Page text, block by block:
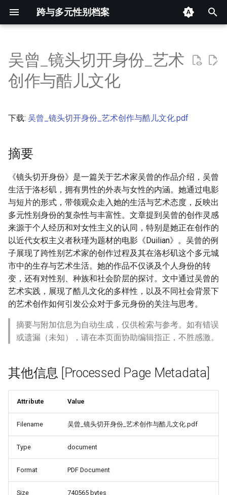
跨与多元性别档案
入
以
开
摘要
吴曾_镜头切开身份_艺术
创作与酷儿文化
下载: 吴曾_镜头切开身份_艺术创作与酷儿文化.pdf
摘要
《镜头切开身份》是一篇关于艺术家吴曾的作品介绍，吴曾
生活于洛杉矶，拥有男性的外表与女性的内涵。她通过电影
与短片的形式，带领观众走入她的生活与艺术态度，反映出
多元性别身份的复杂性与丰富性。文章提到吴曾的创作灵感
来源于个人经历和对女性主义的认同，特别是她正在创作的
以近代女权主义者秋瑾为题材的电影《Duilian》。吴曾的例
子展现了跨性别艺术家的创作过程及其在洛杉矶这个多元城
市中的生存与艺术生活。她的作品不仅谈及个人身份的转
变，还有对性别、种族和社会阶层的探讨。文中通过吴曾的
艺术实践，展现了酷儿文化的多样性，以及不同社会背景下
的艺术创作如何引发公众对于多元身份的关注与思考。
摘要与附加信息为自动生成，仅供检索与参考。如有错误
或遗漏（未知），请在本页面协助编辑指正，不胜感激。
其他信息 [Processed Page Metadata]
Attribute Value
Filename 吴曾_镜头切开身份_艺术创作与酷儿文化.pdf
Type document
Format PDF Document
Size 740565 bytes